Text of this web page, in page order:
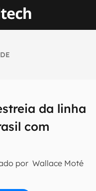
da linha
com
por Wallace Moté
em primeira